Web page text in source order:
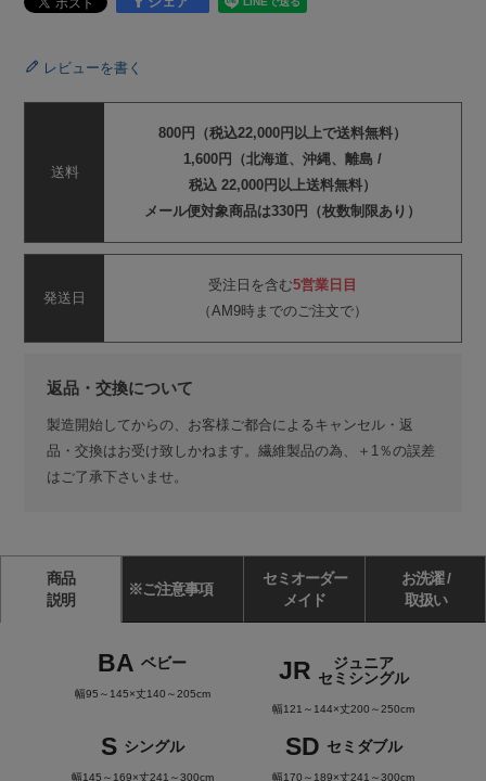
レビューを書く
送料
800円（税込22,000円以上で送料無料）
1,600円（北海道、沖縄、離島 /
税込 22,000円以上送料無料）
メール便対象商品は330円（枚数制限あり）
発送日
受注日を含む5営業日目
（AM9時までのご注文で）
返品・交換について
製造開始してからの、お客様ご都合によるキャンセル・返
品・交換はお受け致しかねます。繊維製品の為、＋1％の誤差
はご了承下さいませ。
商品
説明
※ご注意事項
セミオーダー
メイド
お洗濯 /
取扱い
BA ベビー
幅95～145×丈140～205cm
JR
ジュニア
セミシングル
幅121～144×丈200～250cm
S シングル
幅145～169×丈241～300cm
SD セミダブル
幅170～189×丈241～300cm